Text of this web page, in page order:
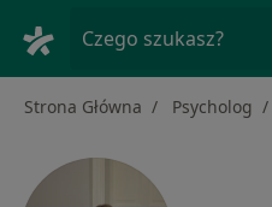
Czego szukasz?
Strona Główna Psycholog